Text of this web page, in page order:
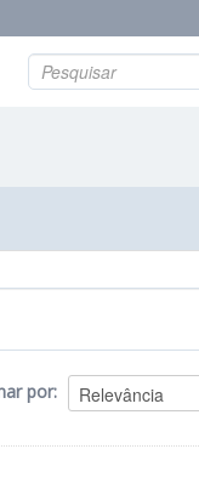
por